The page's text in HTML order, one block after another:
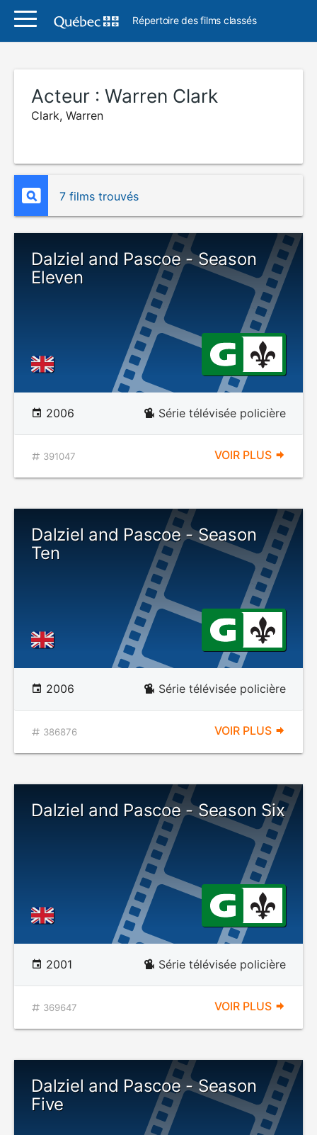
Répertoire des films classés
Acteur : Warren Clark
Clark, Warren
7 films trouvés
Dalziel and Pascoe - Season
Eleven
2006 Série télévisée policière
391047 VOIR PLUS
Dalziel and Pascoe - Season
Ten
2006 Série télévisée policière
386876 VOIR PLUS
Dalziel and Pascoe - Season Six
2001 Série télévisée policière
369647 VOIR PLUS
Dalziel and Pascoe - Season
Five